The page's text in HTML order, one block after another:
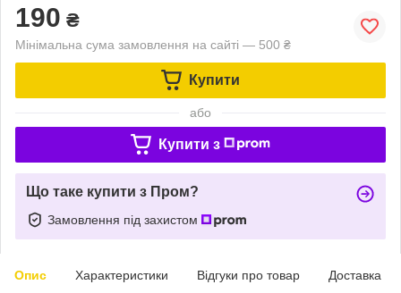
190 ₴
Мінімальна сума замовлення на сайті — 500 ₴
Купити
або
Купити з
Що таке купити з Пром?
Замовлення під захистом
Опис Характеристики Відгуки про товар Доставка